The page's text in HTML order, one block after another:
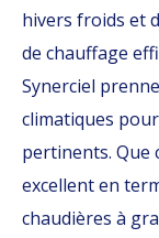
hivers froids et
de chauffage
Synerciel
climatiques
pertinents. Que
excellent en
chaudières à